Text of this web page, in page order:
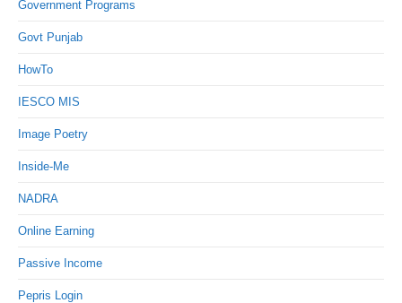
Government Programs
Govt Punjab
HowTo
IESCO MIS
Image Poetry
Inside-Me
NADRA
Online Earning
Passive Income
Pepris Login